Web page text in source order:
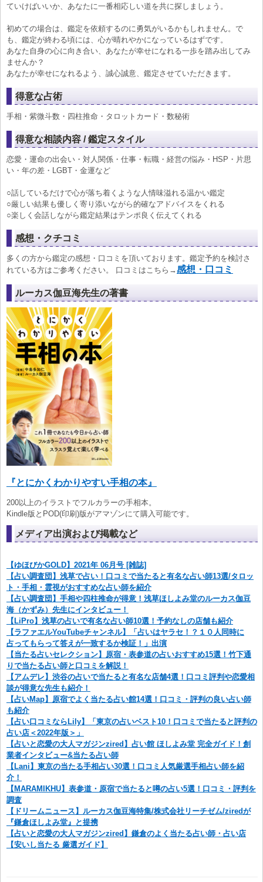
ていけばいいか、あなたに一番相応しい道を共に探しましょう。
初めての場合は、鑑定を依頼するのに勇気がいるかもしれません。で
も、鑑定が終わる頃には、心が晴れやかになっているはずです。
あなた自身の心に向き合い、あなたが幸せになれる一歩を踏み出してみ
ませんか？
あなたが幸せになれるよう、誠心誠意、鑑定させていただきます。
得意な占術
手相・紫微斗数・四柱推命・タロットカード・数秘術
得意な相談内容 / 鑑定スタイル
恋愛・運命の出会い・対人関係・仕事・転職・経営の悩み・HSP・片思
い・年の差・LGBT・金運など
○話しているだけで心が落ち着くような人情味溢れる温かい鑑定
○厳しい結果も優しく寄り添いながら的確なアドバイスをくれる
○楽しく会話しながら鑑定結果はテンポ良く伝えてくれる
感想・クチコミ
多くの方から鑑定の感想・口コミを頂いております。鑑定予約を検討さ
れている方はご参考ください。 口コミはこちら→感想・口コミ
ルーカス伽豆海先生の著書
『とにかくわかりやすい手相の本』
200以上のイラストでフルカラーの手相本。
Kindle版とPOD(印刷)版がアマゾンにて購入可能です。
メディア出演および掲載など
【ゆほびかGOLD】2021年 06月号 [雑誌]
【占い調査団】浅草で占い！口コミで当たると有名な占い師13選/タロッ
ト・手相・霊視がおすすめな占い師を紹介
【占い調査団】手相や四柱推命が得意！浅草ほしよみ堂のルーカス伽豆
海（かずみ）先生にインタビュー！
【LiPro】浅草の占いで有名な占い師10選！予約なしの店舗も紹介
【ラファエルYouTubeチャンネル】「占いはヤラセ！？１０人同時に
占ってもらって答えが一致するか検証！」出演
【当たる占いセレクション】原宿・表参道の占いおすすめ15選！竹下通
りで当たる占い師と口コミを解説！
【アムデレ】渋谷の占いで当たると有名な店舗4選！口コミ評判や恋愛相
談が得意な先生も紹介！
【占いMap】原宿でよく当たる占い館14選！口コミ・評判の良い占い師
も紹介
【占い口コミならLily】「東京の占いベスト10！口コミで当たると評判の
占い店＜2022年版＞」
【占いと恋愛の大人マガジンzired】占い館 ほしよみ堂 完全ガイド！創
業者インタビュー&当たる占い師
【Lani】東京の当たる手相占い30選！口コミ人気厳選手相占い師を紹
介！
【MARAMIKHU】表参道・原宿で当たると噂の占い5選！口コミ・評判を
調査
【ドリームニュース】ルーカス伽豆海特集/株式会社リーチゼム/ziredが
『鎌倉ほしよみ堂』と提携
【占いと恋愛の大人マガジンzired】鎌倉のよく当たる占い師・占い店
【安いし当たる 厳選ガイド】